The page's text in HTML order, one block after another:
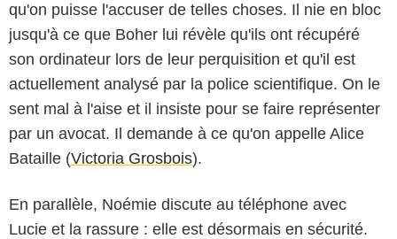
qu'on puisse l'accuser de telles choses. Il nie en bloc
jusqu'à ce que Boher lui révèle qu'ils ont récupéré
son ordinateur lors de leur perquisition et qu'il est
actuellement analysé par la police scientifique. On le
sent mal à l'aise et il insiste pour se faire représenter
par un avocat. Il demande à ce qu'on appelle Alice
Bataille (Victoria Grosbois).
En parallèle, Noémie discute au téléphone avec
Lucie et la rassure : elle est désormais en sécurité.